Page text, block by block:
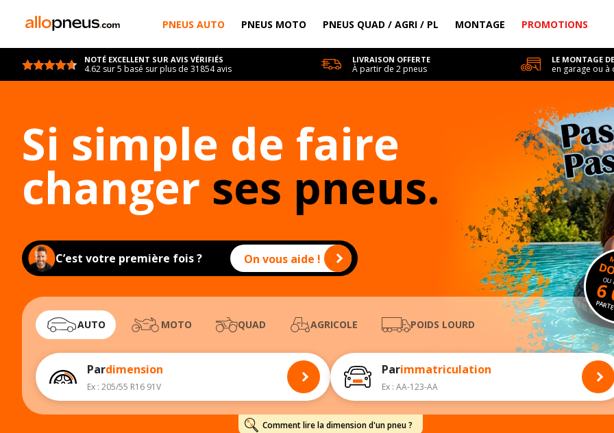
PNEUS AUTO PNEUS MOTO PNEUS QUAD / AGRI / PL MONTAGE PROMOTIONS
NOTÉ EXCELLENT SUR AVIS VÉRIFIÉS
4.62 sur 5 basé sur plus de 31854 avis
LIVRAISON OFFERTE
À partir de 2 pneus
LE MONTAGE
en garage ou à
Si simple de faire
changer ses pneus.
C’est votre première fois ? On vous aide !
6
AUTO MOTO QUAD AGRICOLE POIDS LOURD
Pardimension
Ex : 205/55 R16 91V
Parimmatriculation
Ex : AA-123-AA
Comment lire la dimension d'un pneu ?